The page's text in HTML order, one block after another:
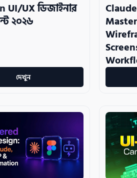
UI/UX ডিজাইনার
২০২৬
দেখুন